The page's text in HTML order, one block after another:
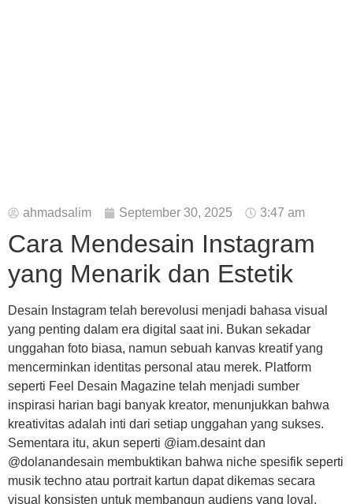
ahmadsalim September 30, 2025 3:47 am
Cara Mendesain Instagram
yang Menarik dan Estetik
Desain Instagram telah berevolusi menjadi bahasa visual
yang penting dalam era digital saat ini. Bukan sekadar
unggahan foto biasa, namun sebuah kanvas kreatif yang
mencerminkan identitas personal atau merek. Platform
seperti Feel Desain Magazine telah menjadi sumber
inspirasi harian bagi banyak kreator, menunjukkan bahwa
kreativitas adalah inti dari setiap unggahan yang sukses.
Sementara itu, akun seperti @iam.desaint dan
@dolanandesain membuktikan bahwa niche spesifik seperti
musik techno atau portrait kartun dapat dikemas secara
visual konsisten untuk membangun audiens yang loyal.